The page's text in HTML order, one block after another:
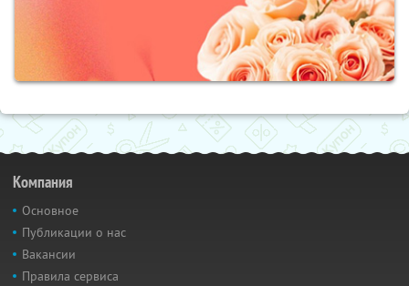
Компания
Основное
Публикации о нас
Вакансии
Правила сервиса